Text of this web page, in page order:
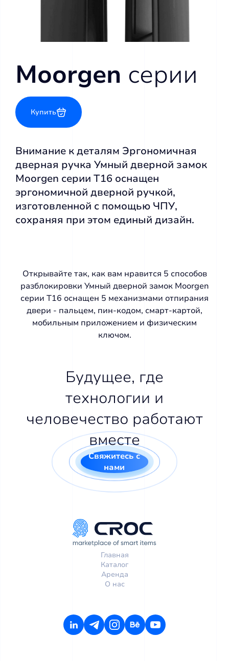
Moorgen серии
Купить
Внимание к деталям Эргономичная
дверная ручка Умный дверной замок
Moorgen серии T16 оснащен
эргономичной дверной ручкой,
изготовленной с помощью ЧПУ,
сохраняя при этом единый дизайн.
Открывайте так, как вам нравится 5 способов
разблокировки Умный дверной замок Moorgen
серии T16 оснащен 5 механизмами отпирания
двери - пальцем, пин-кодом, смарт-картой,
мобильным приложением и физическим
ключом.
Будущее, где
технологии и
человечество работают
вместе
Свяжитесь с
нами
Главная
Каталог
Аренда
О нас